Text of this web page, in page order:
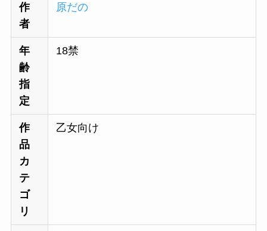
作
者
原だの
年
齢
指
定
18禁
作
品
カ
テ
ゴ
リ
乙女向け